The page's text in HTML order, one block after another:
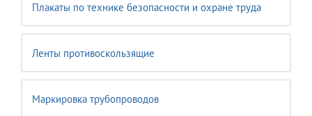
Плакаты по технике безопасности и охране труда
Ленты противоскользящие
Маркировка трубопроводов